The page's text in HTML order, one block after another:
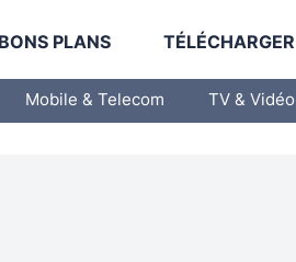
BONS PLANS TÉLÉCHARGER
Mobile & Telecom TV & Vidéo